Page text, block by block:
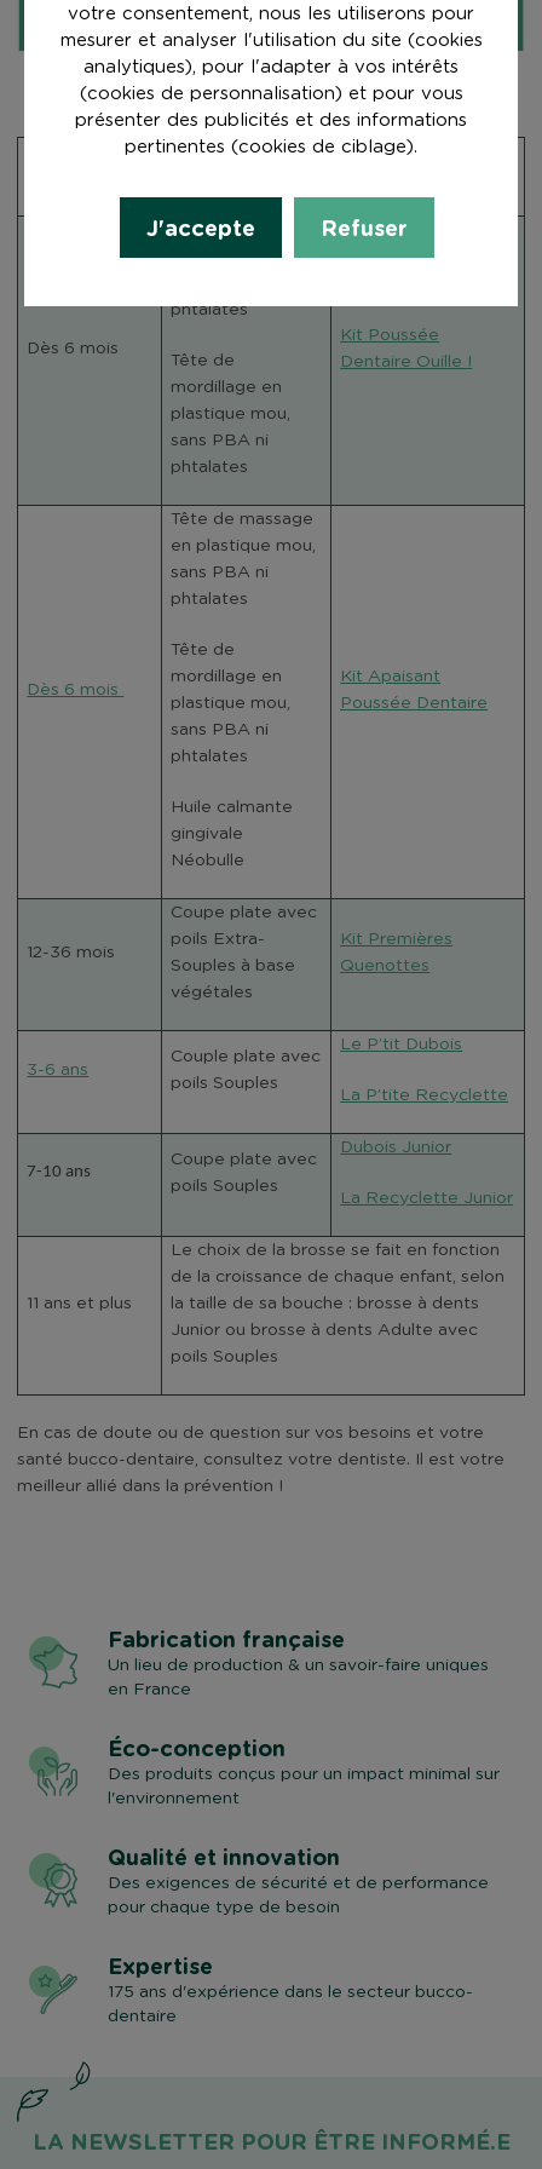
Brosse à dents
Dès 6 mois
Tête de massage
en plastique mou,
phtalates
Tête de
mordillage en
plastique mou,
sans PBA ni
phtalates
Kit Poussée
Dentaire Ouille !
Dès 6 mois
Tête de massage
en plastique mou,
sans PBA ni
phtalates
Tête de
mordillage en
plastique mou,
sans PBA ni
phtalates
Huile calmante
gingivale
Néobulle
Kit Apaisant
Poussée Dentaire
12-36 mois
Coupe plate avec
poils Extra-
Souples à base
végétales
Kit Premières
Quenottes
3-6 ans
Couple plate avec
poils Souples
Le P’tit Dubois
La P’tite Recyclette
7-10 ans
Coupe plate avec
poils Souples
Dubois Junior
La Recyclette Junior
11 ans et plus
Le choix de la brosse se fait en fonction
de la croissance de chaque enfant, selon
la taille de sa bouche : brosse à dents
Junior ou brosse à dents Adulte avec
poils Souples
En cas de doute ou de question sur vos besoins et votre
santé bucco-dentaire, consultez votre dentiste. Il est votre
meilleur allié dans la prévention !
votre consentement, nous les utiliserons pour
mesurer et analyser l'utilisation du site (cookies
analytiques), pour l'adapter à vos intérêts
(cookies de personnalisation) et pour vous
présenter des publicités et des informations
pertinentes (cookies de ciblage).
J'accepte Refuser
Fabrication française
Un lieu de production & un savoir-faire uniques
en France
Éco-conception
Des produits conçus pour un impact minimal sur
l'environnement
Qualité et innovation
Des exigences de sécurité et de performance
pour chaque type de besoin
Expertise
175 ans d'expérience dans le secteur bucco-
dentaire
LA NEWSLETTER POUR ÊTRE INFORMÉ.E